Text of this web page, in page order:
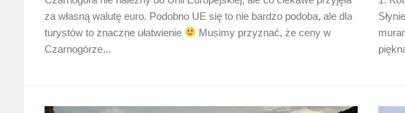
za własną walutę euro. Podobno UE się to nie bardzo podoba, ale dla
turystów to znaczne ułatwienie
Musimy przyznać, że ceny w
Czarnogórze...